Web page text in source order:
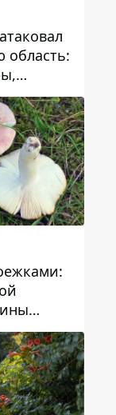
область: